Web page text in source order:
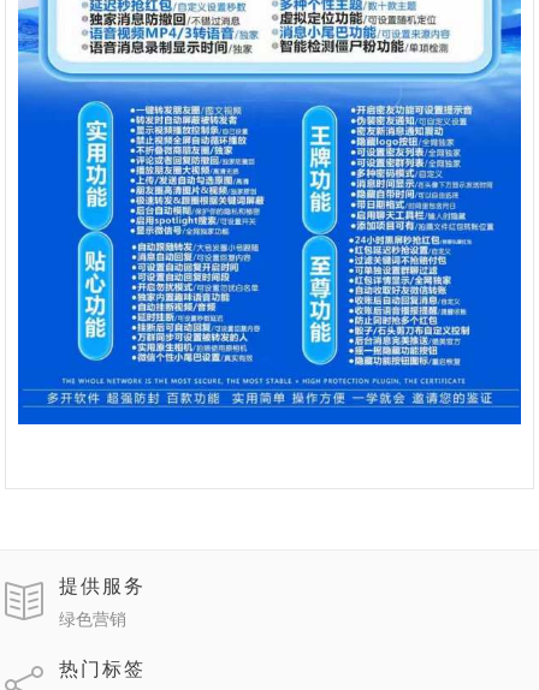
提供服务
绿色营销
热门标签